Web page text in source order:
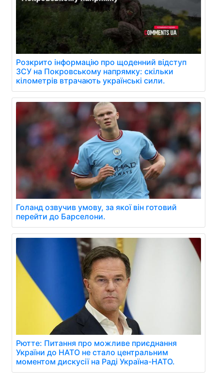
Розкрито інформацію про щоденний відступ
ЗСУ на Покровському напрямку: скільки
кілометрів втрачають українські сили.
Голанд озвучив умову, за якої він готовий
перейти до Барселони.
Рютте: Питання про можливе приєднання
України до НАТО не стало центральним
моментом дискусії на Раді Україна-НАТО.